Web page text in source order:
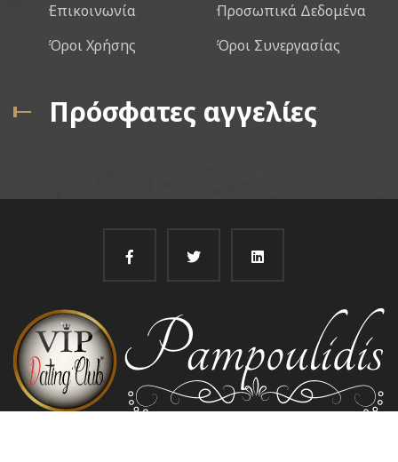
Επικοινωνία
Προσωπικά Δεδομένα
Όροι Χρήσης
Όροι Συνεργασίας
Πρόσφατες αγγελίες